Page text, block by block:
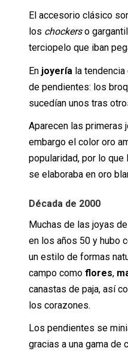
El accesorio clásico
los chockerso
terciopelo que iban
En joyeríala tendencia
de pendientes: los
sucedían unos tras
Aparecen las primeras
embargo el color oro
popularidad, por lo
se elaboraba en oro
Década de 2000
Muchas de las joyas
en los años 50 y hubo
un estilo de formas
campo como flores,
canastas de paja, así
los corazones.
Los pendientes se
gracias a una gama de